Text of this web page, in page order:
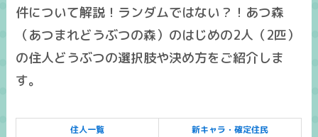
件について解説！ランダムではない？！あつ森
（あつまれどうぶつの森）のはじめの2人（2匹）
の住人どうぶつの選択肢や決め方をご紹介しま
す。
住人一覧
新キャラ・確定住民